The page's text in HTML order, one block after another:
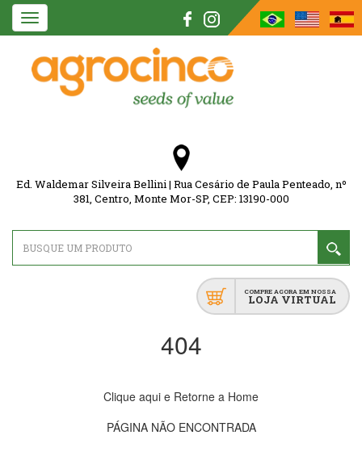
Toggle
navigation
Ed. Waldemar Silveira Bellini | Rua Cesário de Paula Penteado, nº
381, Centro, Monte Mor-SP, CEP: 13190-000
COMPRE AGORA EM NOSSA
LOJA VIRTUAL
404
Clique aqui e Retorne a Home
PÁGINA NÃO ENCONTRADA